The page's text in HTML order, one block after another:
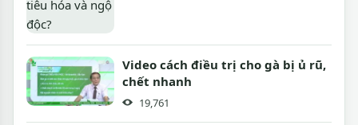
Video cách điều trị cho gà bị ủ rũ,
chết nhanh
19,761